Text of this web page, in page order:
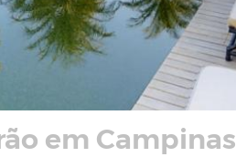
em Campinas